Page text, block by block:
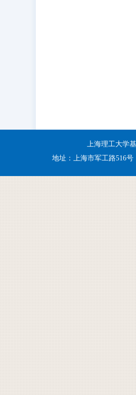
上海理工大学
地址：上海市军工路516号